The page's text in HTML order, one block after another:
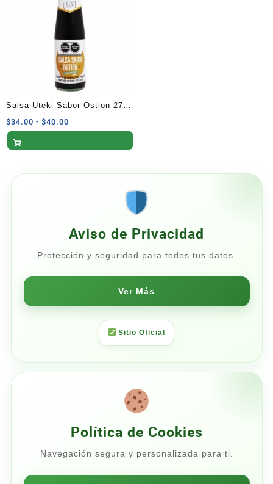
Salsa Uteki Sabor Ostion 270
G
$34.00 - $40.00
de
$34.00
Aviso de Privacidad
Protección y seguridad para todos tus datos.
Ver Más
Sitio Oficial
Política de Cookies
Navegación segura y personalizada para ti.